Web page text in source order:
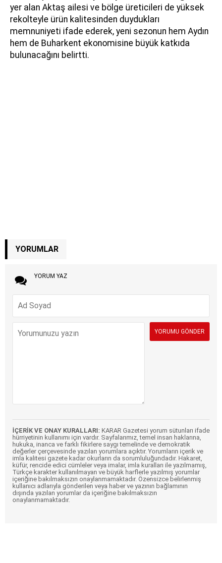
yer alan Aktaş ailesi ve bölge üreticileri de yüksek
rekolteyle ürün kalitesinden duydukları
memnuniyeti ifade ederek, yeni sezonun hem Aydın
hem de Buharkent ekonomisine büyük katkıda
bulunacağını belirtti.
YORUMLAR
YORUM YAZ
İÇERİK VE ONAY KURALLARI: KARAR Gazetesi yorum sütunları ifade
hürriyetinin kullanımı için vardır. Sayfalarımız, temel insan haklarına,
hukuka, inanca ve farklı fikirlere saygı temelinde ve demokratik
değerler çerçevesinde yazılan yorumlara açıktır. Yorumların içerik ve
imla kalitesi gazete kadar okurların da sorumluluğundadır. Hakaret,
küfür, rencide edici cümleler veya imalar, imla kuralları ile yazılmamış,
Türkçe karakter kullanılmayan ve büyük harflerle yazılmış yorumlar
içeriğine bakılmaksızın onaylanmamaktadır. Özensizce belirlenmiş
kullanıcı adlarıyla gönderilen veya haber ve yazının bağlamının
dışında yazılan yorumlar da içeriğine bakılmaksızın
onaylanmamaktadır.